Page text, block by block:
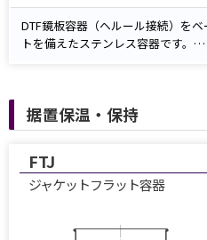
DTF鏡板容器（ヘルール接続）を
トを備えたステンレス容器です。
据置保温・保持
FTJ
ジャケットフラット容器